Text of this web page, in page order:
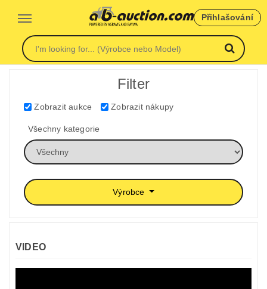
Přihlašování
Filter
Zobrazit aukce Zobrazit nákupy
Všechny kategorie
Výrobce
VIDEO